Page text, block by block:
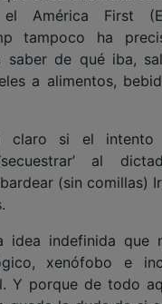
tampoco ha
saber de qué iba,
a alimentos,
al
(sin comillas)
xenófobo e
Y porque de todo
queda la duda de si